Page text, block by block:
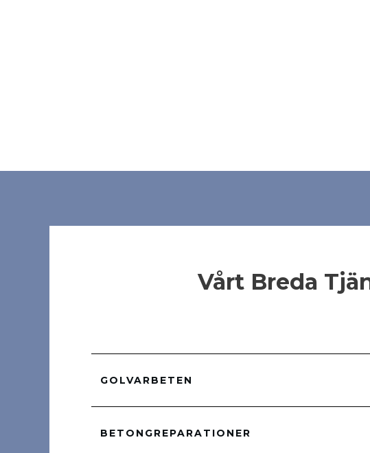
Vårt Breda
GOLVARBETEN
BETONGREPARATIONER